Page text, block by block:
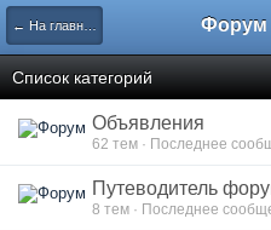
← На главную страницу
Список категорий
Объявления
62 тем · Последнее
Путеводитель
8 тем · Последнее